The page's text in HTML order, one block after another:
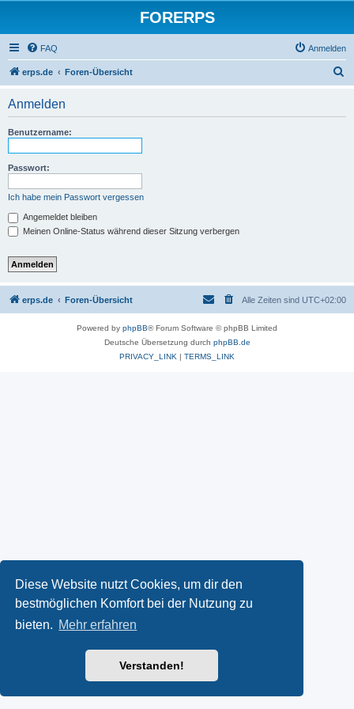
Diese Website nutzt Cookies, um dir den
bestmöglichen Komfort bei der Nutzung zu
bieten. Mehr erfahren
Verstanden!
FORERPS
FAQ Anmelden
erps.de Foren-Übersicht
Anmelden
Benutzername:
Passwort:
Ich habe mein Passwort vergessen
Angemeldet bleiben
Meinen Online-Status während dieser Sitzung verbergen
erps.de Foren-Übersicht Alle Zeiten sind UTC+02:00
Powered by phpBB® Forum Software © phpBB Limited
Deutsche Übersetzung durch phpBB.de
PRIVACY_LINK | TERMS_LINK